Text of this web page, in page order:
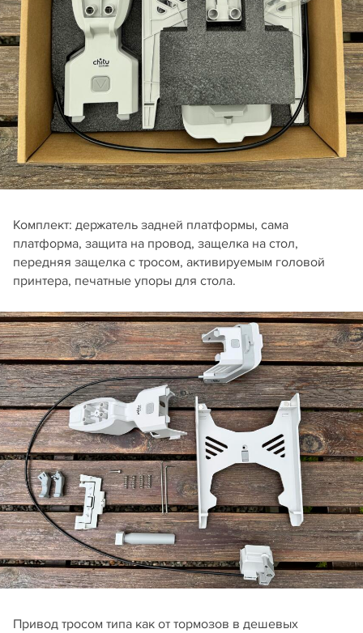
Комплект: держатель задней платформы, сама
платформа, защита на провод, защелка на стол,
передняя защелка с тросом, активируемым головой
принтера, печатные упоры для стола.
Привод тросом типа как от тормозов в дешевых